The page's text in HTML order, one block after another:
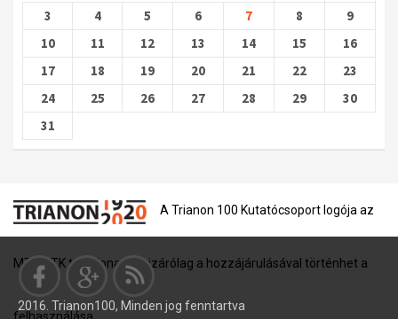
3
4 5 6 7 8
9
10
11 12 13 14 15
16
17
18 19 20 21 22
23
24
25 26 27 28 29
30
31
A Trianon 100 Kutatócsoport logója az
MTA BTK tulajdona, és kizárólag a hozzájárulásával történhet a
2016. Trianon100, Minden jog fenntartva